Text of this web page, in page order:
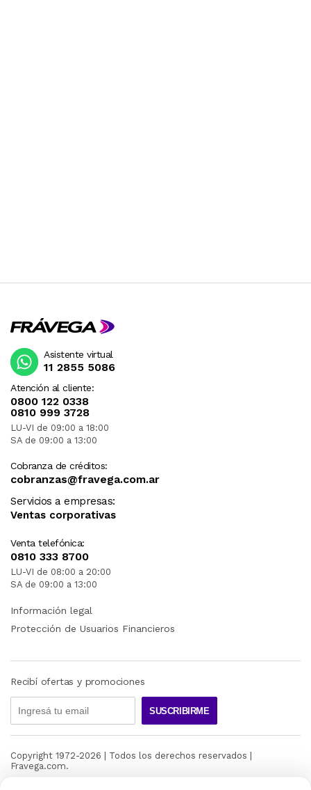
Atención al cliente:
0800 122 0338
0810 999 3728
LU-VI de 09:00 a 18:00
SA de 09:00 a 13:00
Cobranza de créditos:
cobranzas@fravega.com.ar
Servicios a empresas:
Ventas corporativas
Venta telefónica:
0810 333 8700
LU-VI de 08:00 a 20:00
SA de 09:00 a 13:00
Asistente virtual
11 2855 5086
Información legal
Protección de Usuarios Financieros
Recibí ofertas y promociones
SUSCRIBIRME
Copyright 1972-2026 | Todos los derechos reservados |
Fravega.com.